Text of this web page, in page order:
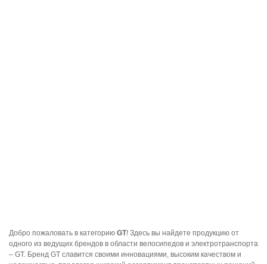
Добро пожаловать в категорию GT! Здесь вы найдете продукцию от
одного из ведущих брендов в области велосипедов и электротранспорта
– GT. Бренд GT славится своими инновациями, высоким качеством и